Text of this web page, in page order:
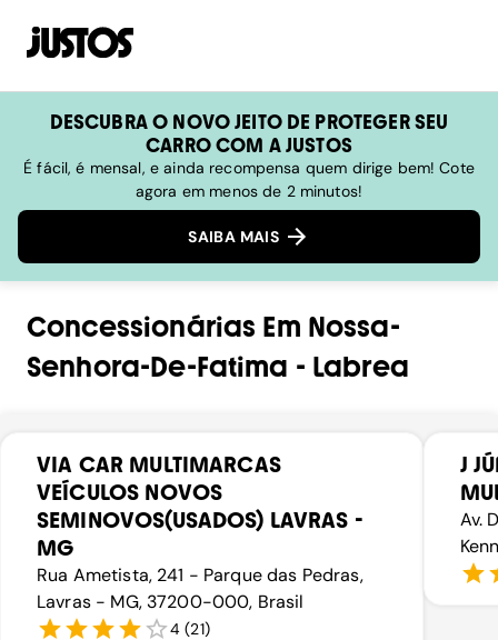
DESCUBRA O NOVO JEITO DE PROTEGER SEU
CARRO COM A JUSTOS
É fácil, é mensal, e ainda recompensa quem dirige bem! Cote
agora em menos de 2 minutos!
SAIBA MAIS
Concessionárias Em Nossa-
Senhora-De-Fatima - Labrea
VIA CAR MULTIMARCAS
VEÍCULOS NOVOS
SEMINOVOS(USADOS) LAVRAS -
MG
Rua Ametista, 241 - Parque das Pedras,
Lavras - MG, 37200-000, Brasil
4 (21)
J
Av.